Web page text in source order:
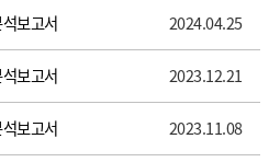
보고서 2024.04.25
보고서 2023.12.21
보고서 2023.11.08